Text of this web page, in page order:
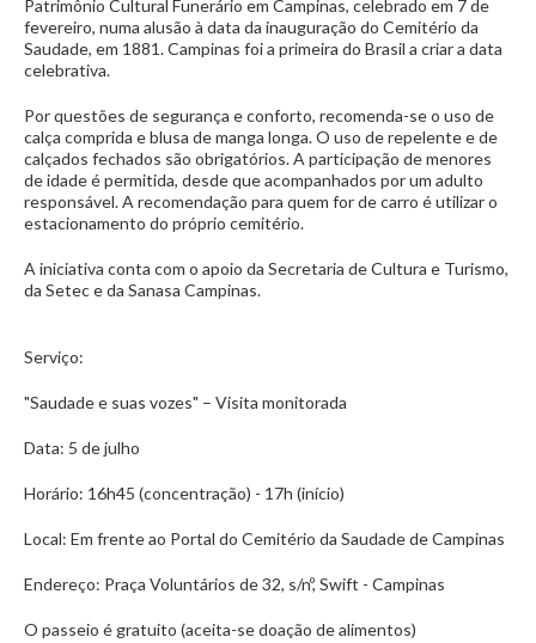
Patrimônio Cultural Funerário em Campinas, celebrado em 7 de
fevereiro, numa alusão à data da inauguração do Cemitério da
Saudade, em 1881. Campinas foi a primeira do Brasil a criar a data
celebrativa.
Por questões de segurança e conforto, recomenda-se o uso de
calça comprida e blusa de manga longa. O uso de repelente e de
calçados fechados são obrigatórios. A participação de menores
de idade é permitida, desde que acompanhados por um adulto
responsável. A recomendação para quem for de carro é utilizar o
estacionamento do próprio cemitério.
A iniciativa conta com o apoio da Secretaria de Cultura e Turismo,
da Setec e da Sanasa Campinas.
Serviço:
"Saudade e suas vozes" – Visita monitorada
Data: 5 de julho
Horário: 16h45 (concentração) - 17h (início)
Local: Em frente ao Portal do Cemitério da Saudade de Campinas
Endereço: Praça Voluntários de 32, s/nº, Swift - Campinas
O passeio é gratuito (aceita-se doação de alimentos)